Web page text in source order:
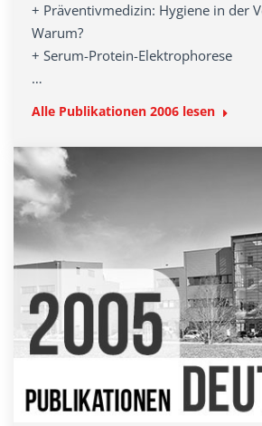
+ Präventivmedizin: Hygiene in der
Warum?
+ Serum-Protein-Elektrophorese
…
Alle Publikationen 2006 lesen